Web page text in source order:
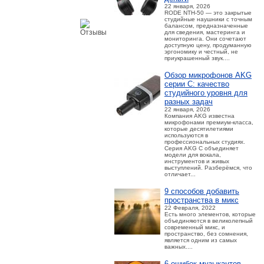
22 января, 2026
RODE NTH-50 — это закрытые
студийные наушники с точным
балансом, предназначенные
для сведения, мастеринга и
мониторинга. Они сочетают
доступную цену, продуманную
эргономику и честный, не
приукрашенный звук....
Обзор микрофонов AKG
серии C: качество
студийного уровня для
разных задач
22 января, 2026
Компания AKG известна
микрофонами премиум-класса,
которые десятилетиями
используются в
профессиональных студиях.
Серия AKG C объединяет
модели для вокала,
инструментов и живых
выступлений. Разберёмся, что
отличает...
9 способов добавить
пространства в микс
22 Февраля, 2022
Есть много элементов, которые
объединяются в великолепный
современный микс, и
пространство, без сомнения,
является одним из самых
важных....